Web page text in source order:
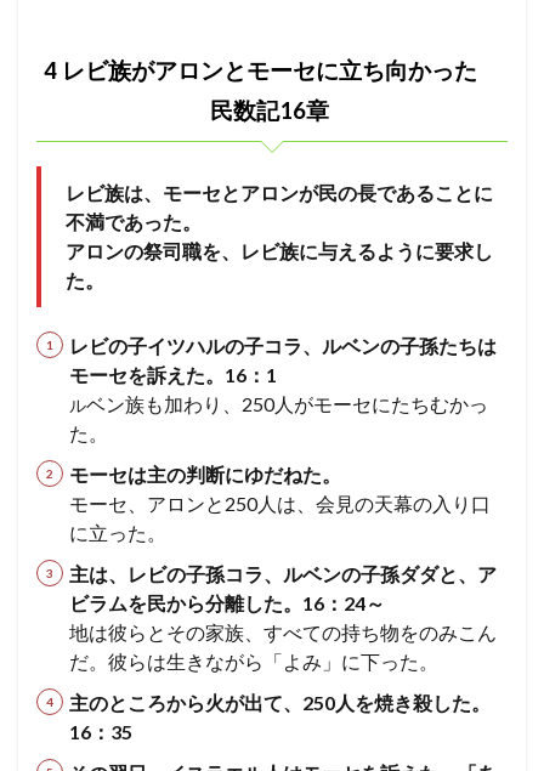
族が
取る
12
は､カ
ナン
に入
るイ
スラ
示を
あた
た
民数
３章
13
12 モ
の死
申
命記
３４
章
4 レビ族がアロンとモーセに立ち向かった
民数記16章
レビ族は、モーセとアロンが民の長であることに
不満であった。
アロンの祭司職を、レビ族に与えるように要求し
た。
レビの子イツハルの子コラ、ルベンの子孫たちは
モーセを訴えた。16：1
ルベン族も加わり、250人がモーセにたちむかっ
た。
モーセは主の判断にゆだねた。
モーセ、アロンと250人は、会見の天幕の入り口
に立った。
主は、レビの子孫コラ、ルベンの子孫ダダと、ア
ビラムを民から分離した。16：24～
地は彼らとその家族、すべての持ち物をのみこん
だ。彼らは生きながら「よみ」に下った。
主のところから火が出て、250人を焼き殺した。
16：35